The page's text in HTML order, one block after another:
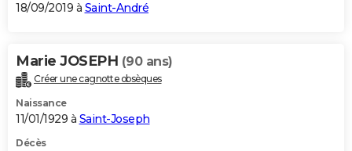
18/09/2019 à Saint-André
Marie JOSEPH (90 ans)
Créer une cagnotte obsèques
Naissance
11/01/1929 à Saint-Joseph
Décès